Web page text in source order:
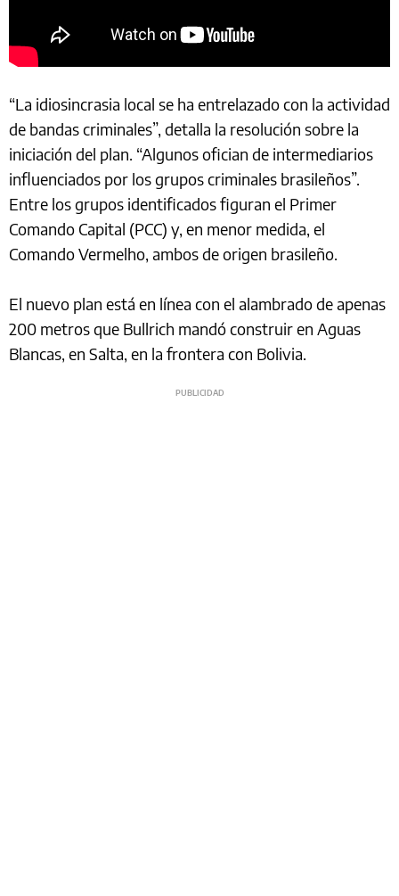
“La idiosincrasia local se ha entrelazado con la actividad
de bandas criminales”, detalla la resolución sobre la
iniciación del plan. “Algunos ofician de intermediarios
influenciados por los grupos criminales brasileños”.
Entre los grupos identificados figuran el Primer
Comando Capital (PCC) y, en menor medida, el
Comando Vermelho, ambos de origen brasileño.
El nuevo plan está en línea con el alambrado de apenas
200 metros que Bullrich mandó construir en Aguas
Blancas, en Salta, en la frontera con Bolivia.